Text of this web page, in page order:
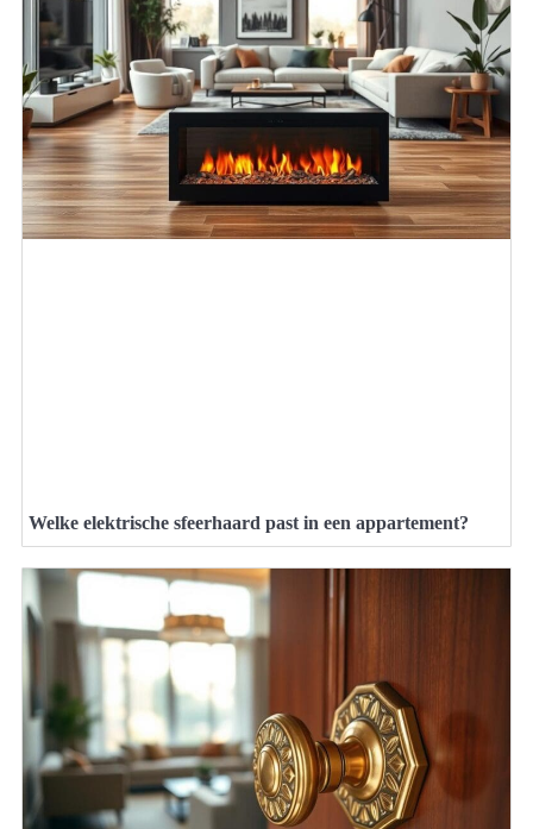
Welke elektrische sfeerhaard past in een appartement?